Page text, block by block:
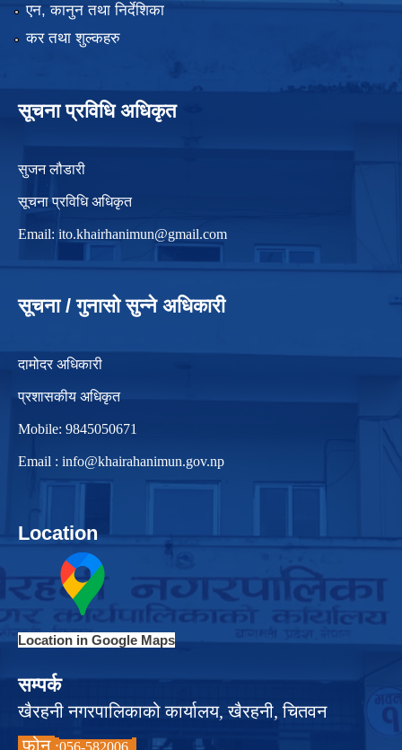
एन, कानुन तथा निर्देशिका
कर तथा शुल्कहरु
सूचना प्रविधि अधिकृत
सुजन लौडारी
सूचना प्रविधि अधिकृत
Email: ito.khairhanimun@gmail.com
सूचना / गुनासो सुन्ने अधिकारी
दामोदर अधिकारी
प्रशासकीय अधिकृत
Mobile: 9845050671
Email : info@khairahanimun.gov.np
Location
Location in Google Maps
सम्पर्क
खैरहनी नगरपालिकाको कार्यालय, खैरहनी, चितवन
फोन